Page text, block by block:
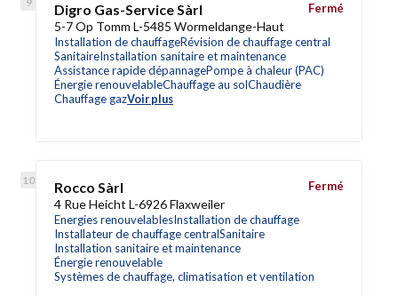
Digro Gas-Service Sàrl
5-7 Op Tomm L-5485 Wormeldange-Haut
Installation de chauffageRévision de chauffage central
SanitaireInstallation sanitaire et maintenance
Assistance rapide dépannagePompe à chaleur (PAC)
Énergie renouvelableChauffage au solChaudière
Chauffage gazVoir plus
Fermé
Rocco Sàrl
4 Rue Heicht L-6926 Flaxweiler
Energies renouvelablesInstallation de chauffage
Installateur de chauffage centralSanitaire
Installation sanitaire et maintenance
Énergie renouvelable
Systèmes de chauffage, climatisation et ventilation
Fermé